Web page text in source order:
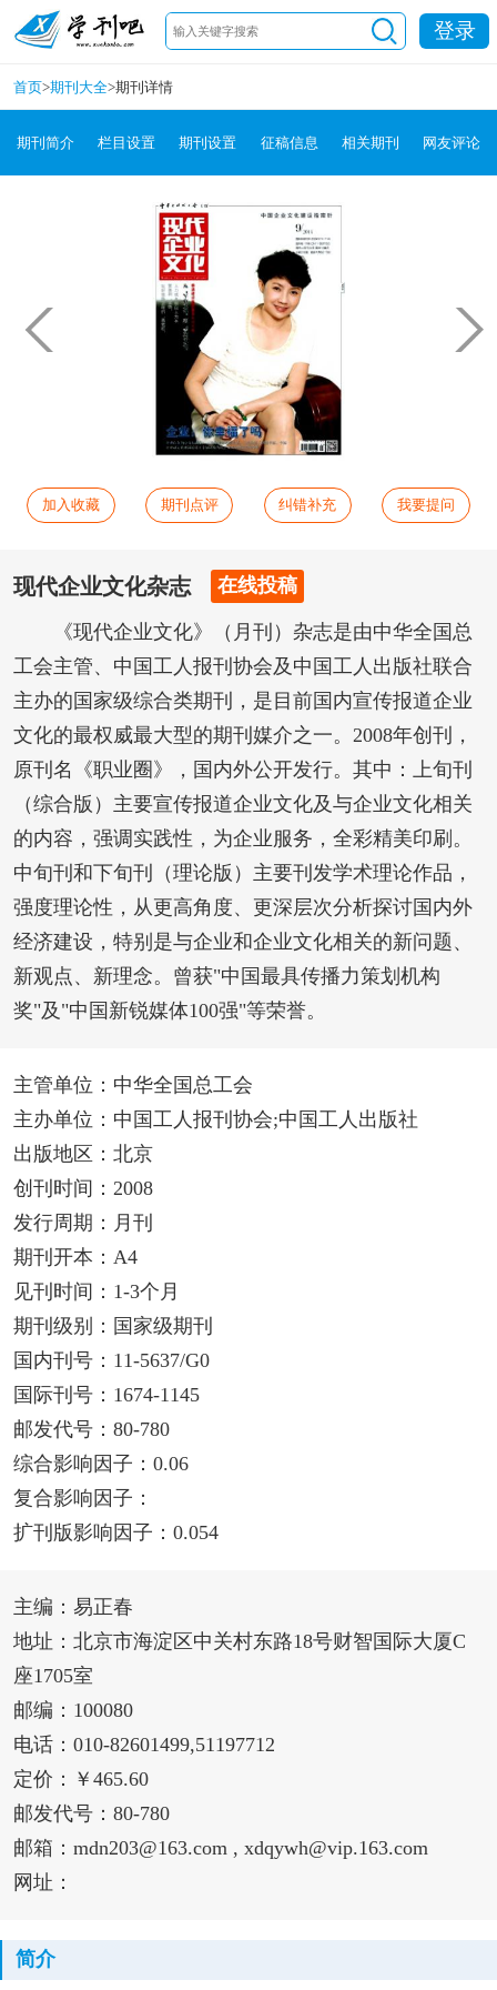
登录
首页>期刊大全>期刊详情
期刊简介 栏目设置 期刊设置 征稿信息 相关期刊 网友评论
加入收藏 期刊点评 纠错补充 我要提问
现代企业文化杂志 在线投稿
《现代企业文化》（月刊）杂志是由中华全国总
工会主管、中国工人报刊协会及中国工人出版社联合
主办的国家级综合类期刊，是目前国内宣传报道企业
文化的最权威最大型的期刊媒介之一。2008年创刊，
原刊名《职业圈》，国内外公开发行。其中：上旬刊
（综合版）主要宣传报道企业文化及与企业文化相关
的内容，强调实践性，为企业服务，全彩精美印刷。
中旬刊和下旬刊（理论版）主要刊发学术理论作品，
强度理论性，从更高角度、更深层次分析探讨国内外
经济建设，特别是与企业和企业文化相关的新问题、
新观点、新理念。曾获"中国最具传播力策划机构
奖"及"中国新锐媒体100强"等荣誉。
主管单位：中华全国总工会
主办单位：中国工人报刊协会;中国工人出版社
出版地区：北京
创刊时间：2008
发行周期：月刊
期刊开本：A4
见刊时间：1-3个月
期刊级别：国家级期刊
国内刊号：11-5637/G0
国际刊号：1674-1145
邮发代号：80-780
综合影响因子：0.06
复合影响因子：
扩刊版影响因子：0.054
主编：易正春
地址：北京市海淀区中关村东路18号财智国际大厦C
座1705室
邮编：100080
电话：010-82601499,51197712
定价：￥465.60
邮发代号：80-780
邮箱：mdn203@163.com , xdqywh@vip.163.com
网址：
简介